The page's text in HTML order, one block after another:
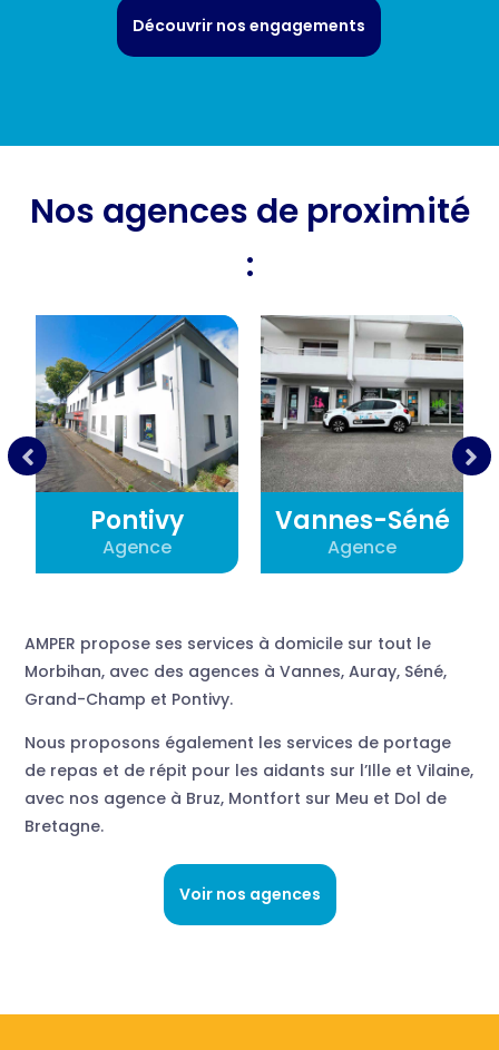
Découvrir nos engagements
Nos agences de proximité
:
Pontivy
Agence
Vannes-Séné
Agence
AMPER propose ses services à domicile sur tout le
Morbihan, avec des agences à Vannes, Auray, Séné,
Grand-Champ et Pontivy.
Nous proposons également les services de portage
de repas et de répit pour les aidants sur l’Ille et Vilaine,
avec nos agence à Bruz, Montfort sur Meu et Dol de
Bretagne.
Voir nos agences